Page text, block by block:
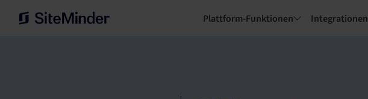
Plattform-Funktionen Integrationen